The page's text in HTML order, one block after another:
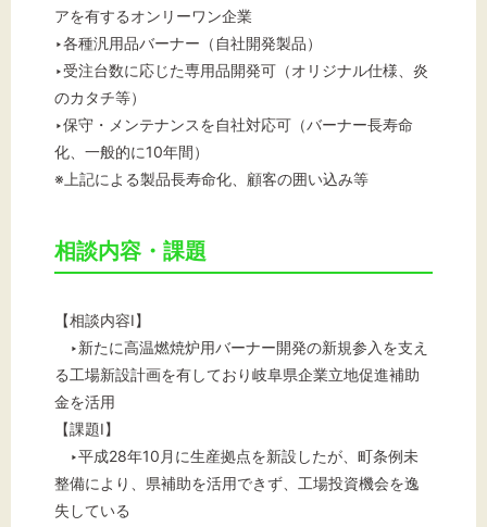
アを有するオンリーワン企業
‣各種汎用品バーナー（自社開発製品）
‣受注台数に応じた専用品開発可（オリジナル仕様、炎
のカタチ等）
‣保守・メンテナンスを自社対応可（バーナー長寿命
化、一般的に10年間）
※上記による製品長寿命化、顧客の囲い込み等
相談内容・課題
【相談内容Ⅰ】
‣新たに高温燃焼炉用バーナー開発の新規参入を支え
る工場新設計画を有しており岐阜県企業立地促進補助
金を活用
【課題Ⅰ】
‣平成28年10月に生産拠点を新設したが、町条例未
整備により、県補助を活用できず、工場投資機会を逸
失している